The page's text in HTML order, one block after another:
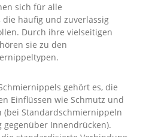
sich für alle
häufig und zuverlässig
Durch ihre vielseitigen
sie zu den
gehört es, die
Einflüssen wie Schmutz und
(bei Standardschmiernippeln
Innendrücken).